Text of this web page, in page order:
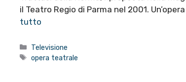
il Teatro Regio di Parma nel 2001.
tutto
Categorie
Televisione
Tag
opera teatrale